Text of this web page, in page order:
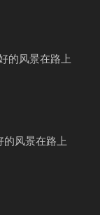
的风景在路上
风景在路上